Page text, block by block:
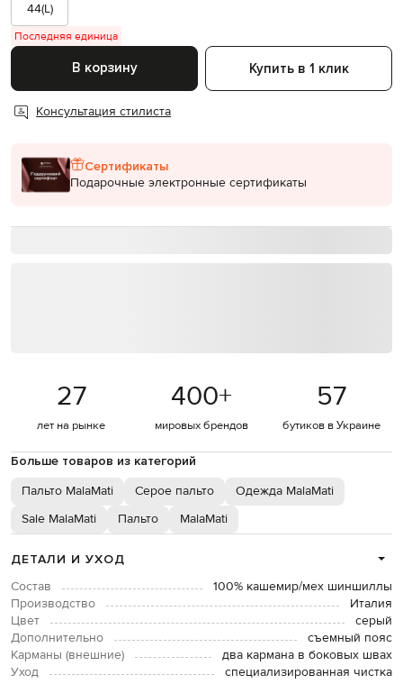
44(L)
Последняя единица
В корзину Купить в 1 клик
Консультация стилиста
Сертификаты
Подарочные электронные сертификаты
27
лет на рынке
400+
мировых брендов
57
бутиков в Украине
Больше товаров из категорий
Пальто MalaMati Серое пальто
Одежда MalaMati
Sale MalaMati
Пальто MalaMati
ДЕТАЛИ И УХОД
Состав
100% кашемир/мех шиншиллы
Производство
Италия
Цвет
серый
Дополнительно
съемный пояс
Карманы (внешние)
два кармана в боковых швах
Уход
специализированная чистка